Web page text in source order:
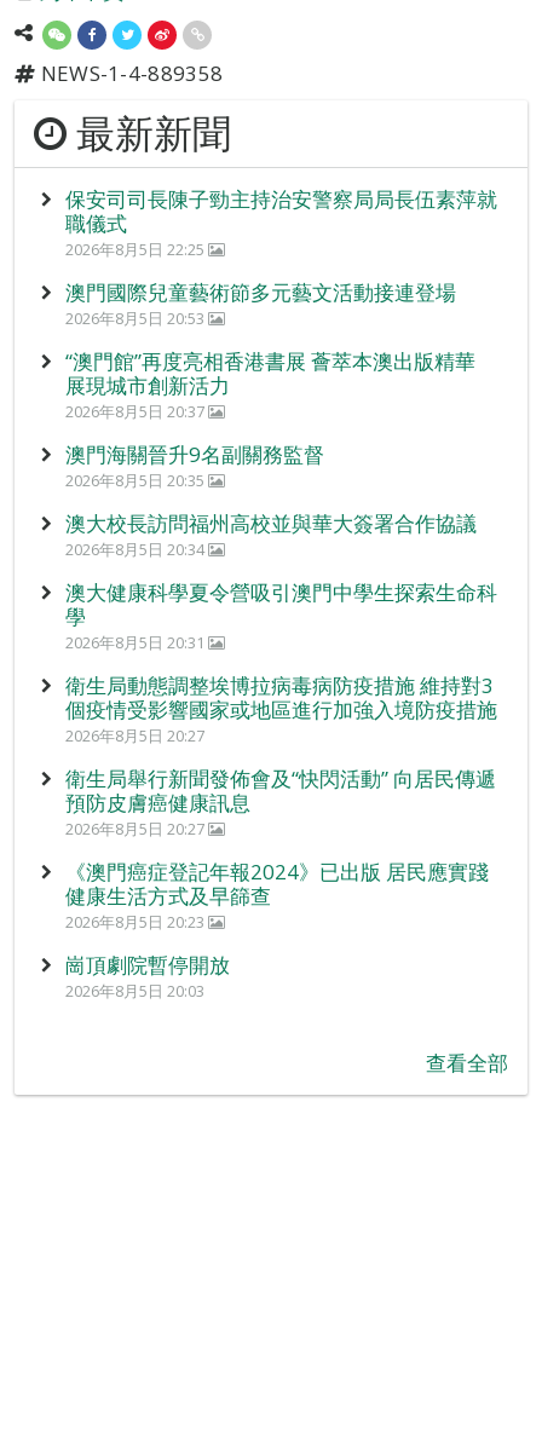
NEWS-1-4-889358
最新新聞
保安司司長陳子勁主持治安警察局局長伍素萍就
職儀式
2026年8月5日 22:25
澳門國際兒童藝術節多元藝文活動接連登場
2026年8月5日 20:53
“澳門館”再度亮相香港書展 薈萃本澳出版精華
展現城市創新活力
2026年8月5日 20:37
澳門海關晉升9名副關務監督
2026年8月5日 20:35
澳大校長訪問福州高校並與華大簽署合作協議
2026年8月5日 20:34
澳大健康科學夏令營吸引澳門中學生探索生命科
學
2026年8月5日 20:31
衛生局動態調整埃博拉病毒病防疫措施 維持對3
個疫情受影響國家或地區進行加強入境防疫措施
2026年8月5日 20:27
衛生局舉行新聞發佈會及“快閃活動” 向居民傳遞
預防皮膚癌健康訊息
2026年8月5日 20:27
《澳門癌症登記年報2024》已出版 居民應實踐
健康生活方式及早篩查
2026年8月5日 20:23
崗頂劇院暫停開放
2026年8月5日 20:03
查看全部